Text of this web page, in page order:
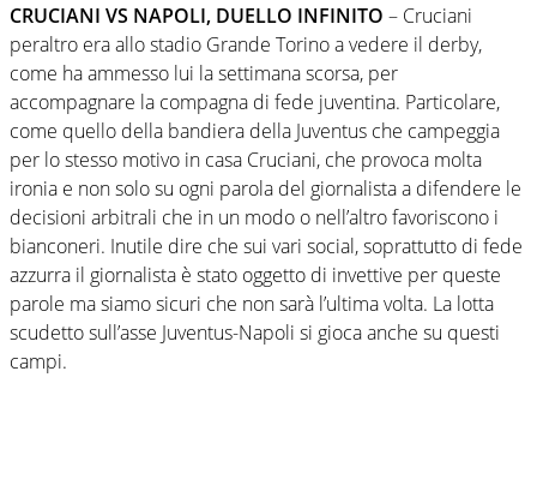
CRUCIANI VS NAPOLI, DUELLO INFINITO – Cruciani
peraltro era allo stadio Grande Torino a vedere il derby,
come ha ammesso lui la settimana scorsa, per
accompagnare la compagna di fede juventina. Particolare,
come quello della bandiera della Juventus che campeggia
per lo stesso motivo in casa Cruciani, che provoca molta
ironia e non solo su ogni parola del giornalista a difendere le
decisioni arbitrali che in un modo o nell’altro favoriscono i
bianconeri. Inutile dire che sui vari social, soprattutto di fede
azzurra il giornalista è stato oggetto di invettive per queste
parole ma siamo sicuri che non sarà l’ultima volta. La lotta
scudetto sull’asse Juventus-Napoli si gioca anche su questi
campi.